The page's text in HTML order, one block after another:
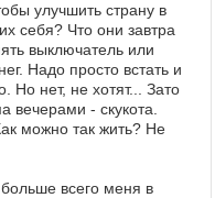
улучшить страну в
себя? Что они завтра
выключатель или
Надо просто встать и
Но нет, не хотят... Зато
вечерами - скукота.
можно так жить? Не
всего меня в